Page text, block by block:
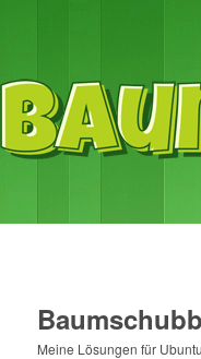
Meine Lösungen für